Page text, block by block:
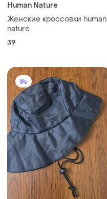
Human Nature
Женские кроссовки human
nature
39